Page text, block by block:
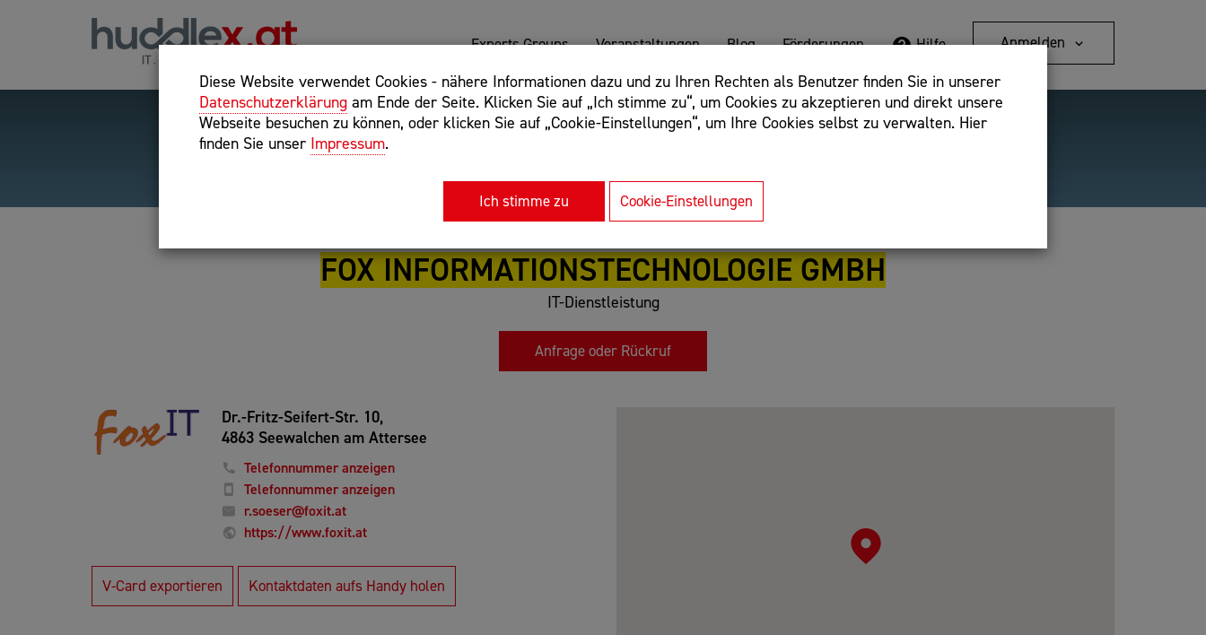
Diese Website verwendet Cookies - nähere Informationen dazu und zu Ihren Rechten als Benutzer finden Sie in unserer
Datenschutzerklärung am Ende der Seite. Klicken Sie auf „Ich stimme zu“, um Cookies zu akzeptieren und direkt unsere
Webseite besuchen zu können, oder klicken Sie auf „Cookie-Einstellungen“, um Ihre Cookies selbst zu verwalten. Hier
finden Sie unser Impressum.
Ich stimme zu Cookie-Einstellungen
Experts Groups Veranstaltungen Blog Förderungen Hilfe Anmelden
Hilfreiche Suchparameter: Begriff einschließen: +webshop, Begriff ausschließen: -webshop,
Exakter Suchbegriff: "internet of things"
Detailsuche
FOX INFORMATIONSTECHNOLOGIE GMBH
IT-Dienstleistung
Anfrage oder Rückruf
Dr.-Fritz-Seifert-Str. 10,
4863 Seewalchen am Attersee
Telefonnummer anzeigen
Telefonnummer anzeigen
r.soeser@foxit.at
https://www.foxit.at
V-Card exportieren Kontaktdaten aufs Handy holen